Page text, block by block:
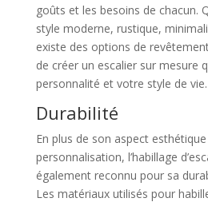
goûts et les besoins de chacun.
style moderne, rustique,
existe des options de
de créer un escalier sur mesure
personnalité et votre style de vie.
Durabilité
En plus de son aspect
personnalisation, l’habillage
également reconnu pour sa
Les matériaux utilisés pour